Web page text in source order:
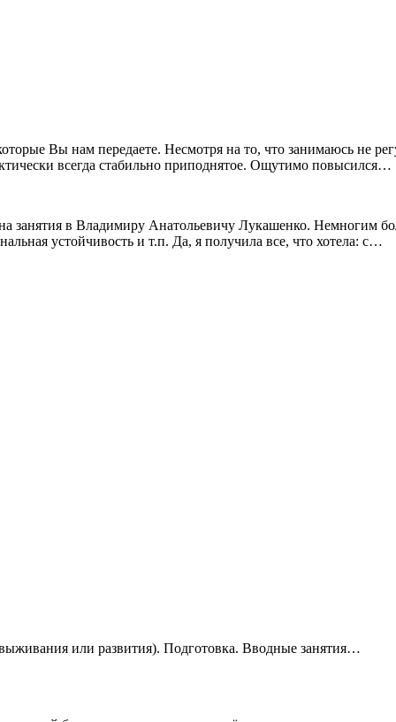
Вы нам передаете. Несмотря на то, что занимаюсь не
всегда стабильно приподнятое. Ощутимо повысился…
занятия в Владимиру Анатольевичу Лукашенко. Немногим
устойчивость и т.п. Да, я получила все, что хотела: с…
или развития). Подготовка. Вводные занятия…